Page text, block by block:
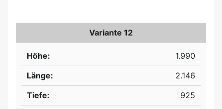
Variante 12
Höhe:
1.990
Länge:
2.146
Tiefe:
925